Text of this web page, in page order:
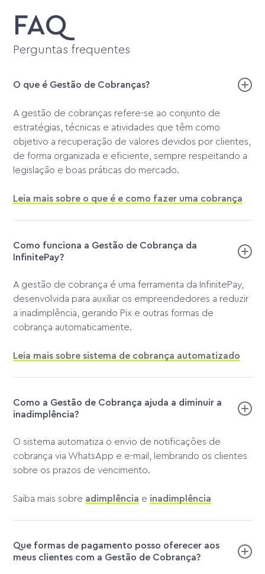
FAQ
Perguntas frequentes
O que é Gestão de Cobranças?
A gestão de cobranças refere-se ao conjunto de
estratégias, técnicas e atividades que têm como
objetivo a recuperação de valores devidos por clientes,
de forma organizada e eficiente, sempre respeitando a
legislação e boas práticas do mercado.
Leia mais sobre o que é e como fazer uma cobrança
Como funciona a Gestão de Cobrança da
InfinitePay?
A gestão de cobrança é uma ferramenta da InfinitePay,
desenvolvida para auxiliar os empreendedores a reduzir
a inadimplência, gerando Pix e outras formas de
cobrança automaticamente.
Leia mais sobre sistema de cobrança automatizado
Como a Gestão de Cobrança ajuda a diminuir a
inadimplência?
O sistema automatiza o envio de notificações de
cobrança via WhatsApp e e-mail, lembrando os clientes
sobre os prazos de vencimento.
Saiba mais sobre adimplência e inadimplência
Que formas de pagamento posso oferecer aos
meus clientes com a Gestão de Cobrança?